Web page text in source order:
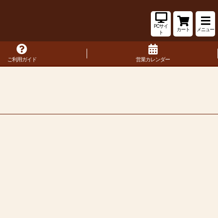
PCサイ
ト
カート メニュー
ご利用ガイド 営業カレンダー